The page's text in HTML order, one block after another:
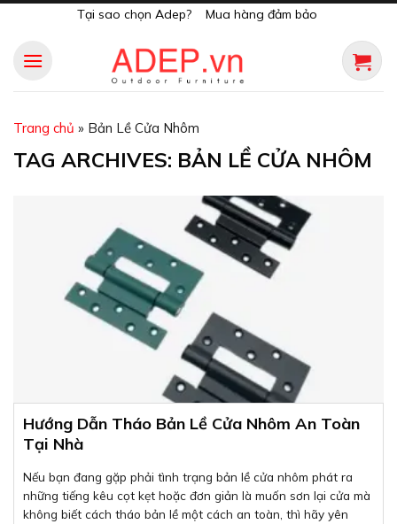
content
Tại sao chọn Adep? Mua hàng đảm bảo
Trang chủ » Bản Lề Cửa Nhôm
TAG ARCHIVES: BẢN LỀ CỬA NHÔM
Hướng Dẫn Tháo Bản Lề Cửa Nhôm An Toàn
Tại Nhà
Nếu bạn đang gặp phải tình trạng bản lề cửa nhôm phát ra
những tiếng kêu cọt kẹt hoặc đơn giản là muốn sơn lại cửa mà
không biết cách tháo bản lề một cách an toàn, thì hãy yên